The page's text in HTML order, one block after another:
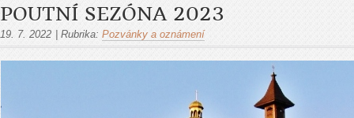
POUTNÍ SEZÓNA 2023
19. 7. 2022 Rubrika: Pozvánky a oznámení